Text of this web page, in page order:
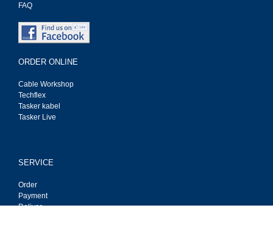
FAQ
ORDER ONLINE
Cable Workshop
Techflex
Tasker kabel
Tasker Live
SERVICE
Order
Payment
Deliver